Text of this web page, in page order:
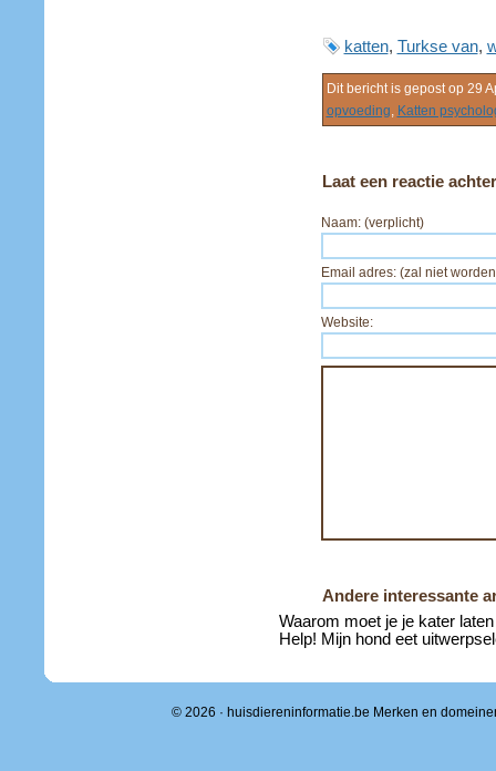
katten, Turkse van,
Dit bericht is gepost op 29
opvoeding, Katten
Laat een reactie achter
Naam: (verplicht)
Email adres: (zal niet
Website:
Andere interessante
Waarom moet je je kater
Help! Mijn hond eet
© 2026 · huisdiereninformatie.be Merken en